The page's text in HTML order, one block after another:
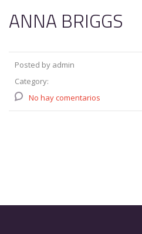
ANNA BRIGGS
Posted by admin
Category:
No hay comentarios